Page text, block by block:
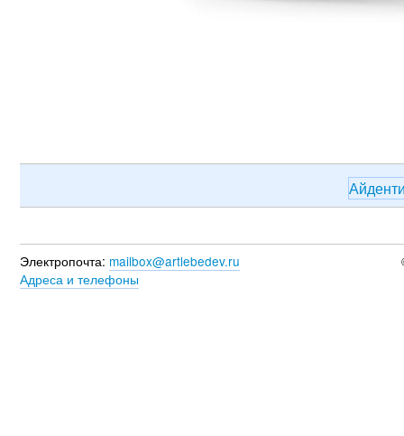
Электропочта: mailbox@artlebedev.ru
Адреса и телефоны